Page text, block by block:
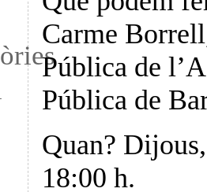
Carme
Pública de
Pública de
Quan?
18:00 h.